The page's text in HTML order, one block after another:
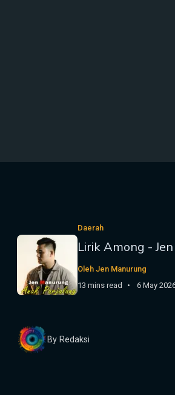
Daerah
Lirik Among -
Oleh Jen Manurung
13 mins read
6 May
By Redaksi